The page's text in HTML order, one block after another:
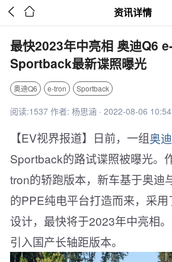
  资讯详情
最快2023年中亮相 奥迪Q6
Sportback最新谍照曝光
奥迪Q6 e-tron Sportback
阅读:1537 作者: 杨思涵 · 2022-08-06
【EV视界报道】日前，一组奥迪
Sportback的路试谍照被曝光。
tron的轿跑版本，新车基于奥迪
的PPE纯电平台打造而来，采
设计，最快将于2023年中亮相
引入国产长轴距版本。